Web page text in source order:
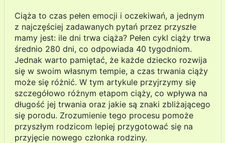
Ciąża to czas pełen emocji i oczekiwań, a jednym
z najczęściej zadawanych pytań przez przyszłe
mamy jest: ile dni trwa ciąża? Pełen cykl ciąży trwa
średnio 280 dni, co odpowiada 40 tygodniom.
Jednak warto pamiętać, że każde dziecko rozwija
się w swoim własnym tempie, a czas trwania ciąży
może się różnić. W tym artykule przyjrzymy się
szczegółowo różnym etapom ciąży, co wpływa na
długość jej trwania oraz jakie są znaki zbliżającego
się porodu. Zrozumienie tego procesu pomoże
przyszłym rodzicom lepiej przygotować się na
przyjęcie nowego członka rodziny.